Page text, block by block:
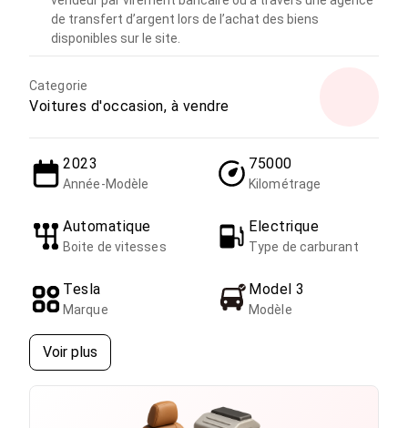
de transfert d’argent lors de l’achat des biens
disponibles sur le site.
Categorie
Voitures d'occasion, à vendre
2023
Année-Modèle
75000
Kilométrage
Automatique
Boite de vitesses
Electrique
Type de carburant
Tesla
Marque
Model 3
Modèle
Voir plus